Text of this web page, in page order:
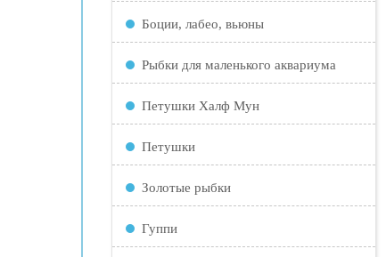
Боции, лабео, вьюны
Рыбки для маленького аквариума
Петушки Халф Мун
Петушки
Золотые рыбки
Гуппи